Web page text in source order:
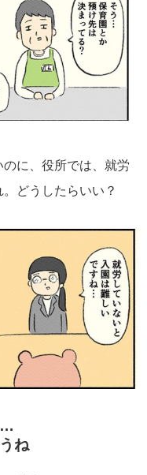
に、役所では、就労
どうしたらいい？
ね